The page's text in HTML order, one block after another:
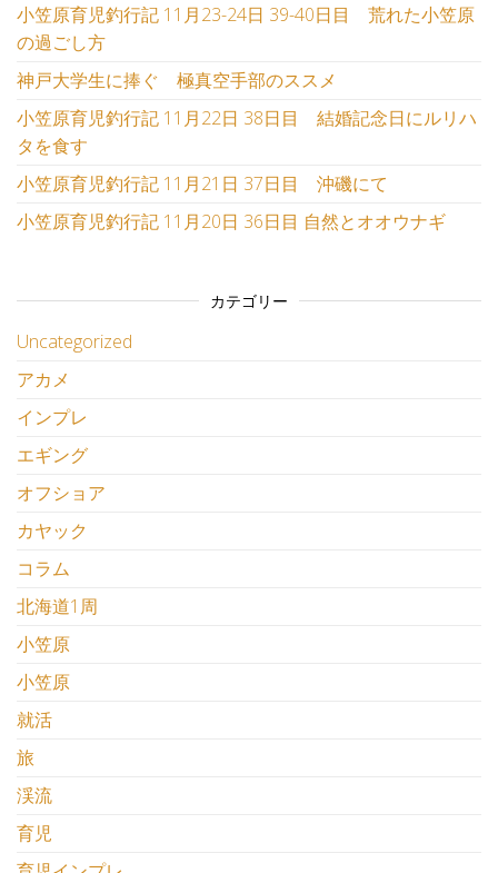
小笠原育児釣行記 11月23-24日 39-40日目 荒れた小笠原
の過ごし方
神戸大学生に捧ぐ 極真空手部のススメ
小笠原育児釣行記 11月22日 38日目 結婚記念日にルリハ
タを食す
小笠原育児釣行記 11月21日 37日目 沖磯にて
小笠原育児釣行記 11月20日 36日目 自然とオオウナギ
カテゴリー
Uncategorized
アカメ
インプレ
エギング
オフショア
カヤック
コラム
北海道1周
小笠原
小笠原
就活
旅
渓流
育児